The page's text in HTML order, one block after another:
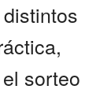
sorteo